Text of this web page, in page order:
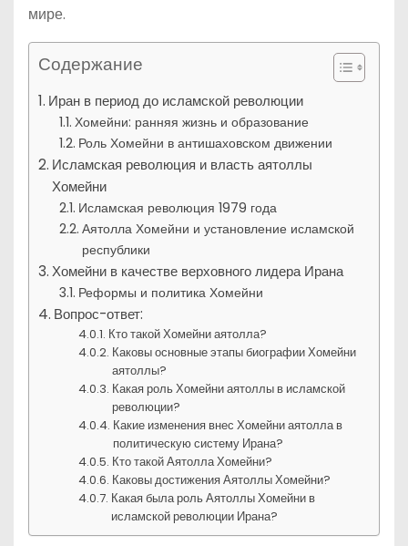
мире.
Содержание
Иран в период до исламской революции
Хомейни: ранняя жизнь и образование
Роль Хомейни в антишаховском движении
Исламская революция и власть аятоллы
Хомейни
Исламская революция 1979 года
Аятолла Хомейни и установление исламской
республики
Хомейни в качестве верховного лидера Ирана
Реформы и политика Хомейни
Вопрос-ответ:
Кто такой Хомейни аятолла?
Каковы основные этапы биографии Хомейни
аятоллы?
Какая роль Хомейни аятоллы в исламской
революции?
Какие изменения внес Хомейни аятолла в
политическую систему Ирана?
Кто такой Аятолла Хомейни?
Каковы достижения Аятоллы Хомейни?
Какая была роль Аятоллы Хомейни в
исламской революции Ирана?